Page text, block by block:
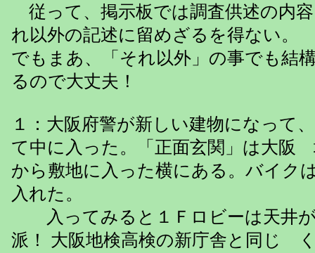
従って、掲示板では調査供述の内
れ以外の記述に留めざるを得ない。
でもまあ、「それ以外」の事でも結
るので大丈夫！
１：大阪府警が新しい建物になって
て中に入った。「正面玄関」は大阪
から敷地に入った横にある。バイク
入れた。
入ってみると１Ｆロビーは天井が
派！ 大阪地検高検の新庁舎と同じ